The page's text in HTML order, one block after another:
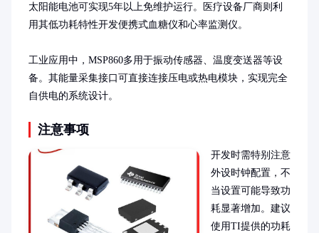
太阳能电池可实现5年以上免维护运行。医疗设备厂商则利
用其低功耗特性开发便携式血糖仪和心率监测仪。
工业应用中，MSP860多用于振动传感器、温度变送器等设
备。其能量采集接口可直接连接压电或热电模块，实现完全
自供电的系统设计。
注意事项
开发时需特别注意
外设时钟配置，不
当设置可能导致功
耗显著增加。建议
使用TI提供的功耗